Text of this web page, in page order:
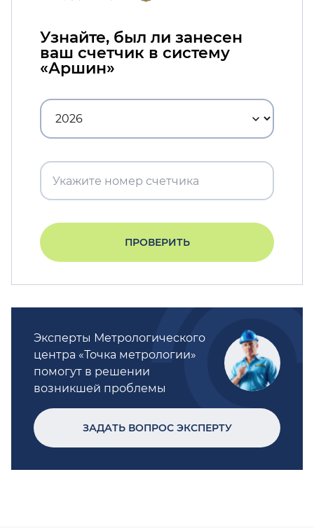
Узнайте, был ли занесен
ваш счетчик в систему
«Аршин»
ПРОВЕРИТЬ
Эксперты Метрологического
центра «Точка метрологии»
помогут в решении
возникшей проблемы
ЗАДАТЬ ВОПРОС ЭКСПЕРТУ